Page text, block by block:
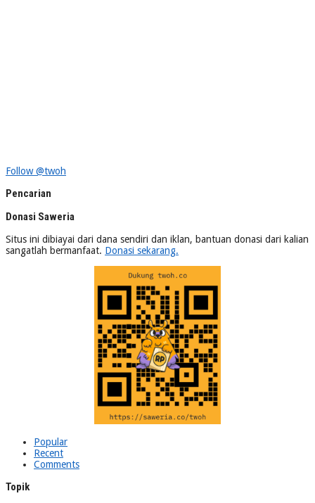
Follow @twoh
Pencarian
Donasi Saweria
Situs ini dibiayai dari dana sendiri dan iklan, bantuan donasi dari kalian
sangatlah bermanfaat. Donasi sekarang.
Popular
Recent
Comments
Topik